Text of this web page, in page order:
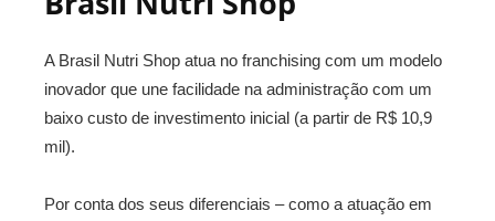
A Brasil Nutri Shop atua no franchising com um modelo
inovador que une facilidade na administração com um
baixo custo de investimento inicial (a partir de R$ 10,9
mil).
Por conta dos seus diferenciais – como a atuação em